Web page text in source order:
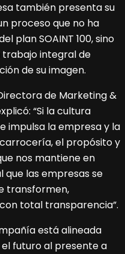
también presenta su
proceso que no ha
plan SOAINT 100, sino
trabajo integral de
de su imagen.
de Marketing &
“Si la cultura
impulsa la empresa y la
el propósito y
nos mantiene en
que las empresas se
transformen,
total transparencia”.
está alineada
futuro al presente a